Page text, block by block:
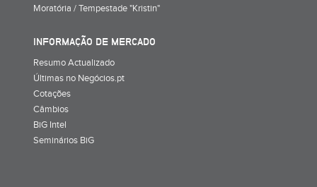
Moratória / Tempestade "Kristin"
INFORMAÇÃO DE MERCADO
Resumo Actualizado
Últimas no Negócios.pt
Cotações
Câmbios
BiG Intel
Seminários BiG